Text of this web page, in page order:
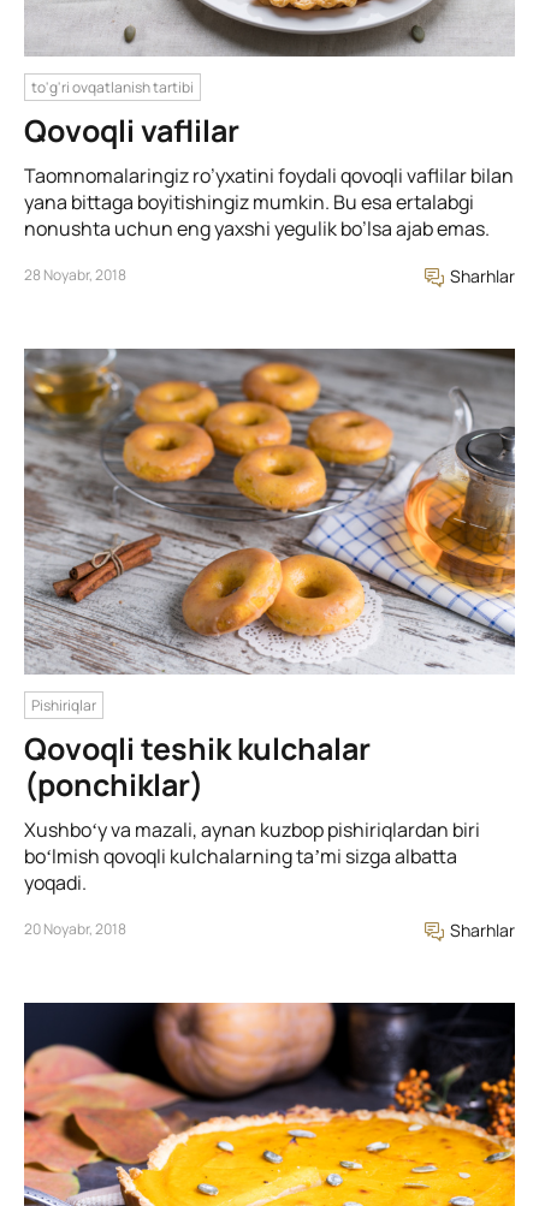
to'g'ri ovqatlanish tartibi
Qovoqli vaflilar
Taomnomalaringiz ro’yxatini foydali qovoqli vaflilar bilan
yana bittaga boyitishingiz mumkin. Bu esa ertalabgi
nonushta uchun eng yaxshi yegulik bo’lsa ajab emas.
28 Noyabr, 2018 Sharhlar
Pishiriqlar
Qovoqli teshik kulchalar
(ponchiklar)
Xushboʻy va mazali, aynan kuzbop pishiriqlardan biri
boʻlmish qovoqli kulchalarning taʼmi sizga albatta
yoqadi.
20 Noyabr, 2018 Sharhlar